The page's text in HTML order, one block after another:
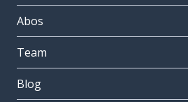
Abos
Team
Blog